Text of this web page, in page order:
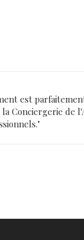
est
la Conciergerie de